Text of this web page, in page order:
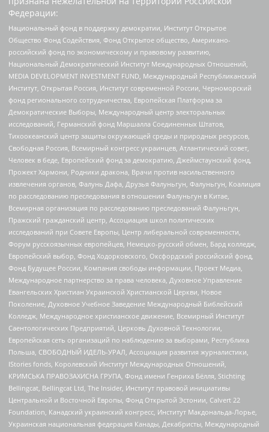
Федерации:
Национальный фонд в поддержку демократии, Институт Открытое
Общество Фонд Содействия, Фонд Открытое общество, Американо-
российский фонд по экономическому и правовому развитию,
Национальный Демократический Институт Международных Отношений,
MEDIA DEVELOPMENT INVESTMENT FUND, Международный Республиканский
Институт, Открытая Россия, Институт современной России, Черноморский
фонд регионального сотрудничества, Европейская Платформа за
Демократические Выборы, Международный центр электоральных
исследований, Германский фонд Маршалла Соединенных Штатов,
Тихоокеанский центр защиты окружающей среды и природных ресурсов,
Свободная Россия, Всемирный конгресс украинцев, Атлантический совет,
Человек в беде, Европейский фонд за демократию, Джеймстаунский фонд,
Прожект Хармони, Родники дракона, Врачи против насильственного
извлечения органов, Фалунь Дафа, Друзья Фалуньгун, Фалуньгун, Коалиция
по расследованию преследования в отношении Фалуньгун в Китае,
Всемирная организация по расследованию преследований Фалуньгун,
Пражский гражданский центр, Ассоциация школ политических
исследований при Совете Европы, Центр либеральной современности,
Форум русскоязычных европейцев, Немецко-русский обмен, Бард колледж,
Европейский выбор, Фонд Ходорковского, Оксфордский российский фонд,
Фонд Будущее России, Компания свободы информации, Проект Медиа,
Международное партнерство за права человека, Духовное Управление
Евангельских Христиан Украинской Христианской Церкви, Новое
Поколение, Духовное Учебное Заведение Международный Библейский
Колледж, Международное христианское движение, Всемирный Институт
Саентологических Предприятий, Церковь Духовной Технологии,
Европейская сеть организаций по наблюдению за выборами, Республика
Польша, СВОБОДНЫЙ ИДЕЛЬ-УРАЛ, Ассоциация развития журналистики,
IStories fonds, Королевский Институт Международных Отношений,
КРИМСЬКА ПРАВОЗАХИСНА ГРУПА, Фонд имени Генриха Бёлля, Stichting
Bellingcat, Bellingcat Ltd, The Insider, Институт правовой инициативы
Центральной и Восточной Европы, Фонд Открытой Эстонии, Calvert 22
Foundation, Канадский украинский конгресс, Институт Макдональда-Лорье,
Украинская национальная федерация Канады, Декабристы, Международный